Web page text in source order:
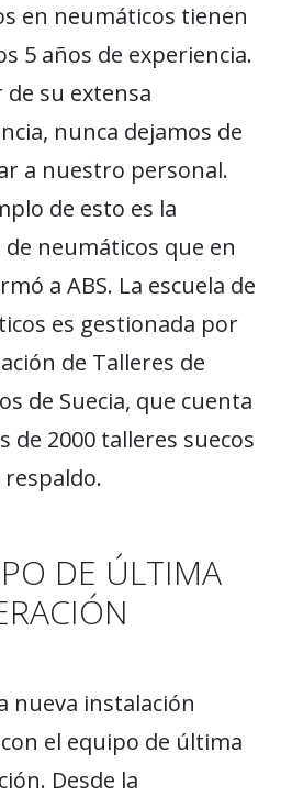
en neumáticos tienen
5 años de experiencia.
de su extensa
nunca dejamos de
a nuestro personal.
de esto es la
de neumáticos que en
a ABS. La escuela de
es gestionada por
de Talleres de
de Suecia, que cuenta
de 2000 talleres suecos
DE ÚLTIMA
nueva instalación
el equipo de última
Desde la